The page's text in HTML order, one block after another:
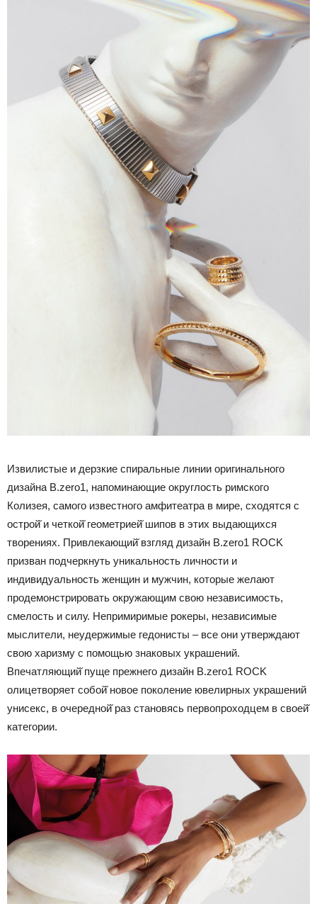
Извилистые и дерзкие спиральные линии оригинального
дизайна B.zero1, напоминающие округлость римского
Колизея, самого известного амфитеатра в мире, сходятся с
острой̆ и четкой̆ геометрией̆ шипов в этих выдающихся
творениях. Привлекающий̆ взгляд дизайн B.zero1 ROCK
призван подчеркнуть уникальность личности и
индивидуальность женщин и мужчин, которые желают
продемонстрировать окружающим свою независимость,
смелость и силу. Непримиримые рокеры, независимые
мыслители, неудержимые гедонисты – все они утверждают
свою харизму с помощью знаковых украшений.
Впечатляющий̆ пуще прежнего дизайн B.zero1 ROCK
олицетворяет собой̆ новое поколение ювелирных украшений
унисекс, в очередной̆ раз становясь первопроходцем в своей̆
категории.